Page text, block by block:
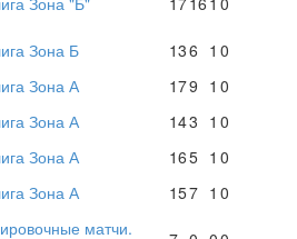
Зона Б 136 1 0
Зона А 179 1 0
Зона А 143 1 0
Зона А 165 1 0
Зона А 157 1 0
матчи.